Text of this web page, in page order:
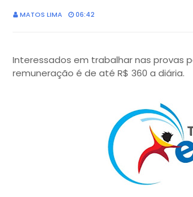
MATOS LIMA 06:42
Interessados em trabalhar nas provas
remuneração é de até R$ 360 a diária.